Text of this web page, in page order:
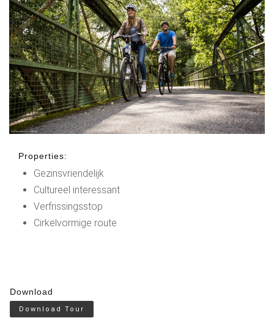
Properties:
Gezinsvriendelijk
Cultureel interessant
Verfrissingsstop
Cirkelvormige route
Download
Download Tour